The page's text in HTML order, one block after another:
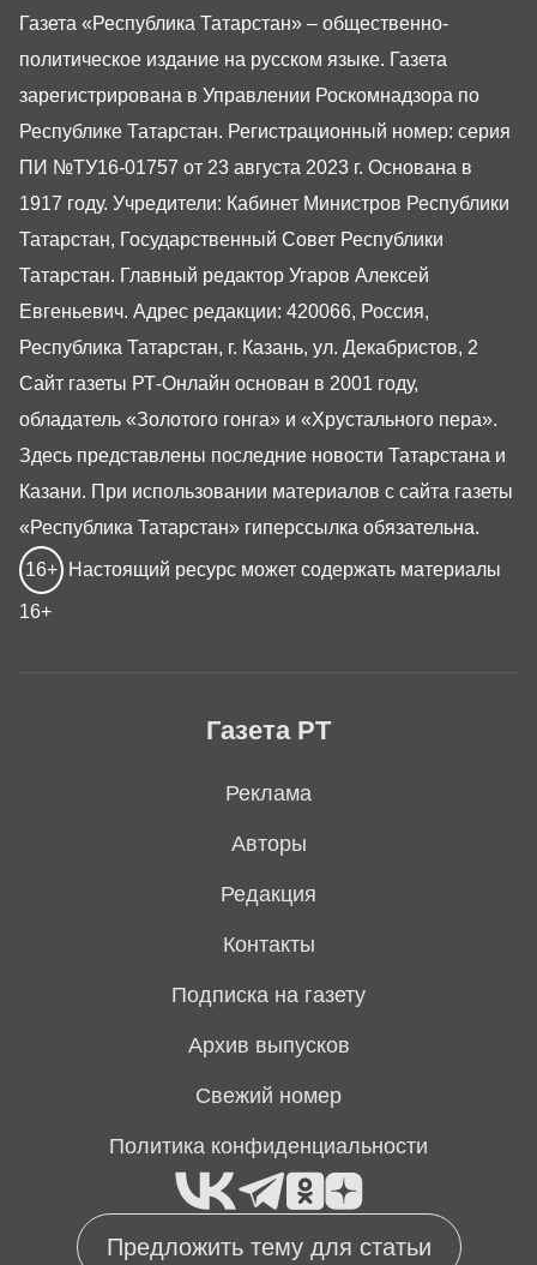
Предложить тему для статьи
Газета РТ
Реклама
Авторы
Редакция
Контакты
Подписка на газету
Архив выпусков
Свежий номер
Политика конфиденциальности
Газета «Республика Татарстан» – общественно-
политическое издание на русском языке. Газета
зарегистрирована в Управлении Роскомнадзора по
Республике Татарстан. Регистрационный номер: серия
ПИ №ТУ16-01757 от 23 августа 2023 г. Основана в
1917 году. Учредители: Кабинет Министров Республики
Татарстан, Государственный Совет Республики
Татарстан. Главный редактор Угаров Алексей
Евгеньевич. Адрес редакции: 420066, Россия,
Республика Татарстан, г. Казань, ул. Декабристов, 2
Сайт газеты РТ-Онлайн основан в 2001 году,
обладатель «Золотого гонга» и «Хрустального пера».
Здесь представлены последние новости Татарстана и
Казани. При использовании материалов с сайта газеты
«Республика Татарстан» гиперссылка обязательна.
16+ Настоящий ресурс может содержать материалы
16+